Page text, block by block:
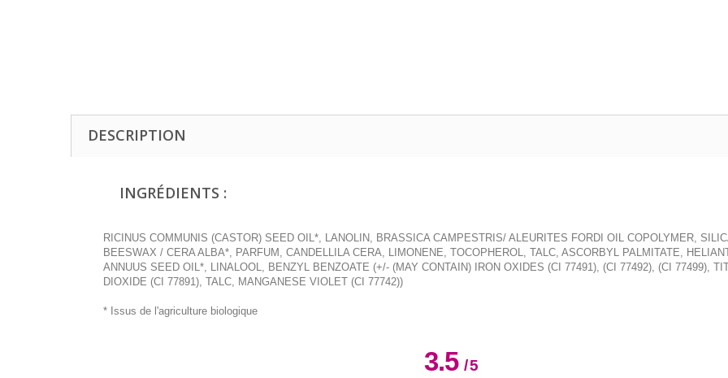
DESCRIPTION
INGRÉDIENTS :
RICINUS COMMUNIS (CASTOR) SEED OIL*, LANOLIN, BRASSICA CAMPESTRIS/ ALEURITES FORDI OIL COPOLYMER,
BEESWAX / CERA ALBA*, PARFUM, CANDELLILA CERA, LIMONENE, TOCOPHEROL, TALC, ASCORBYL PALMITATE,
ANNUUS SEED OIL*, LINALOOL, BENZYL BENZOATE (+/- (MAY CONTAIN) IRON OXIDES (CI 77491), (CI 77492), (CI 77499),
DIOXIDE (CI 77891), TALC, MANGANESE VIOLET (CI 77742))
* Issus de l'agriculture biologique
3.5/5